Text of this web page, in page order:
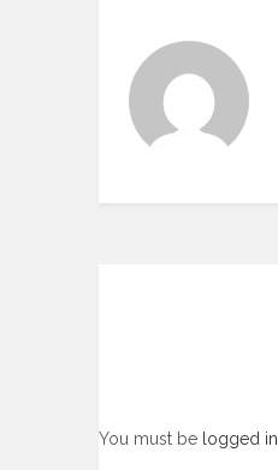
You must be logged in